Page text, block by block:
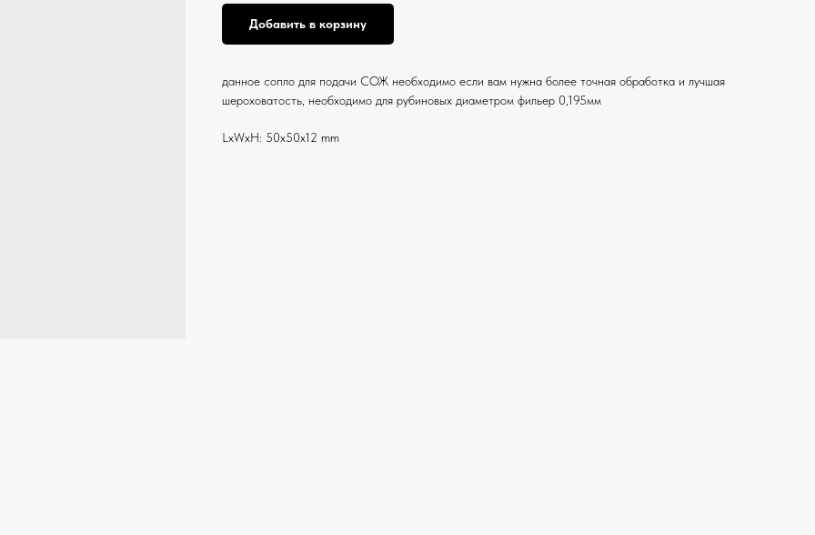
Добавить в корзину
данное сопло для подачи СОЖ необходимо если вам нужна более точная обработка и лучшая
шероховатость, необходимо для рубиновых диаметром фильер 0,195мм
LxWxH: 50x50x12 mm